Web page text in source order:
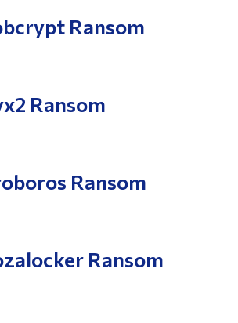
Ransom
Ransom
Ransom
Ransom